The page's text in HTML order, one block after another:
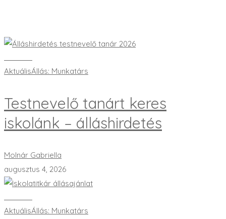
AktuálisÁllás: Munkatárs
Testnevelő tanárt keres
iskolánk – álláshirdetés
Molnár Gabriella
augusztus 4, 2026
AktuálisÁllás: Munkatárs